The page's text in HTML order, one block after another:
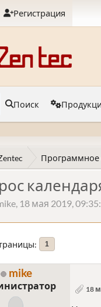
Регистрация
Поиск
Программное
18 мая 2019,
1
mike
18